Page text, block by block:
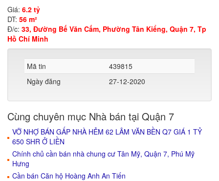
Giá: 6.2 tỷ
DT: 56 m²
Đ/c: 33, Đường Bế Văn Cấm, Phường Tân Kiểng, Quận 7, Tp
Hồ Chí Minh
Mã tin
439815
Ngày đăng
27-12-2020
Cùng chuyên mục Nhà bán tại Quận 7
VỠ NHỢ BÁN GẤP NHÀ HẺM 62 LÂM VĂN BỀN Q7 GIÁ 1 TỶ
650 SHR Ở LIỀN
Chính chủ cần bán nhà chung cư Tân Mỹ, Quận 7, Phú Mỹ
Hưng
Cần bán Căn hộ Hoàng Anh An Tiến